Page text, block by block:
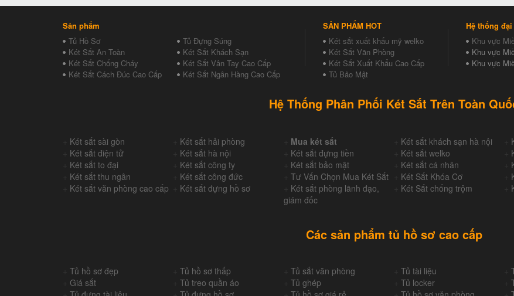
Sản phẩm
Tủ Hồ Sơ
Tủ Đựng Súng
Két Sắt An Toàn
Két Sắt Khách Sạn
Két Sắt Chống Cháy
Két Sắt Vân Tay Cao Cấp
Két Sắt Cách Đúc Cao Cấp
Két Sắt Ngân Hàng Cao Cấp
SẢN PHẨM HOT
Két sắt xuất khẩu mỹ welko
Két Sắt Văn Phòng
Két Sắt Xuất Khẩu Cao Cấp
Tủ Bảo Mật
Hệ thống
Khu vực
Khu vực
Khu vực
Hệ Thống Phân Phối Két Sắt Trên Toàn
Két sắt sài gòn Két sắt hải phòng Mua két sắt Két sắt khách sạn hà nội
Két sắt điện tử Két sắt hà nội Két sắt đựng tiền Két sắt welko
Két sắt to đại Két sắt công ty Két sắt bảo mật Két sắt cá nhân
Két sắt thu ngân Két sắt công đức Tư Vấn Chọn Mua Két Sắt Két Sắt Khóa Cơ
Két sắt văn phòng cao cấp Két sắt đựng hồ sơ
Két sắt phòng lãnh đạo,
giám đốc
Két Sắt chống trộm
Các sản phẩm tủ hồ sơ cao cấp
Tủ hồ sơ đẹp +Tủ hồ sơ thấp Tủ sắt văn phòng Tủ tài liệu +
Giá sắt +Tủ treo quần áo Tủ ghép Tủ locker +